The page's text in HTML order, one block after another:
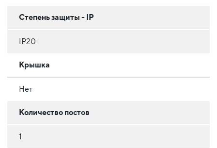
Степень защиты - IP
IP20
Крышка
Нет
Количество постов
1